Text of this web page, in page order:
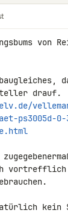
von
ps3005d-
vortrefflich